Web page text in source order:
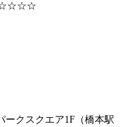
クスクエア1F（橋本駅